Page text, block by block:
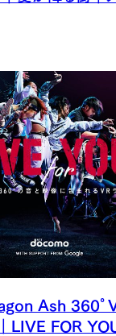
Ash
LIVE FOR